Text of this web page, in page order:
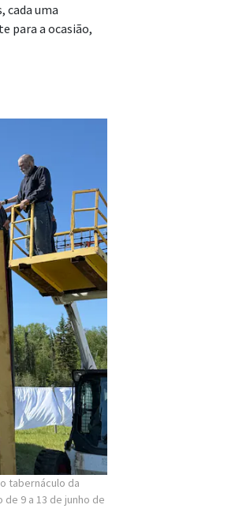
cada uma
para a ocasião,
tabernáculo da
9 a 13 de junho de